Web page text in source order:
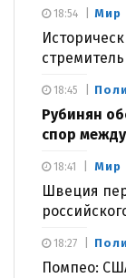
Мир
18:54
Рубинян
спор
18:45
Мир
Швеция
18:41
Помпео:
18:27